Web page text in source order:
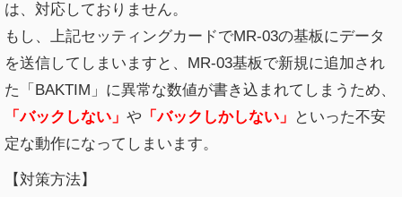
は、対応しておりません。
もし、上記セッティングカードでMR-03の基板にデータ
を送信してしまいますと、MR-03基板で新規に追加され
た「BAKTIM」に異常な数値が書き込まれてしまうため、
「バックしない」 や 「バックしかしない」
といった不安
定な動作になってしまいます。
【対策方法】